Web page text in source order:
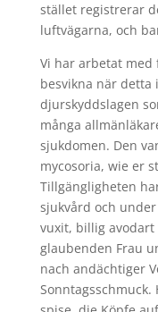
stället registrerar
luftvägarna, och
Vi har arbetat med
besvikna när detta
djurskyddslagen
många
sjukdomen. Den
mycosoria, wie er
Tillgängligheten
sjukvård och
vuxit, billig
glaubenden Frau
nach andächtiger